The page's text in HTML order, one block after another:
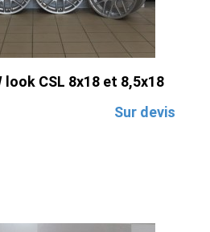
CSL 8x18 et 8,5x18
Sur devis